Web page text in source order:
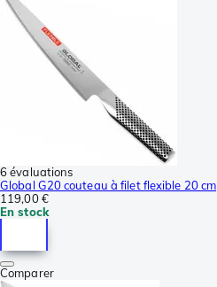
6 évaluations
Global G20 couteau à filet flexible 20 cm
119,00 €
En stock
Comparer